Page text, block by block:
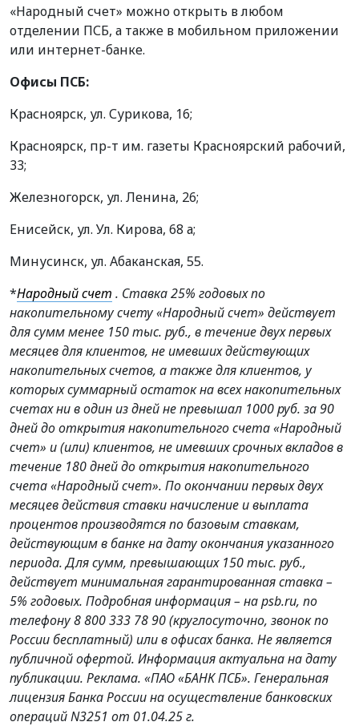
«Народный счет» можно открыть в любом
отделении ПСБ, а также в мобильном приложении
или интернет-банке.
Офисы ПСБ:
Красноярск, ул. Сурикова, 16;
Красноярск, пр-т им. газеты Красноярский рабочий,
33;
Железногорск, ул. Ленина, 26;
Енисейск, ул. Ул. Кирова, 68 а;
Минусинск, ул. Абаканская, 55.
*Народный счет . Ставка 25% годовых по
накопительному счету «Народный счет» действует
для сумм менее 150 тыс. руб., в течение двух первых
месяцев для клиентов, не имевших действующих
накопительных счетов, а также для клиентов, у
которых суммарный остаток на всех накопительных
счетах ни в один из дней не превышал 1000 руб. за 90
дней до открытия накопительного счета «Народный
счет» и (или) клиентов, не имевших срочных вкладов в
течение 180 дней до открытия накопительного
счета «Народный счет». По окончании первых двух
месяцев действия ставки начисление и выплата
процентов производятся по базовым ставкам,
действующим в банке на дату окончания указанного
периода. Для сумм, превышающих 150 тыс. руб.,
действует минимальная гарантированная ставка –
5% годовых. Подробная информация – на psb.ru, по
телефону 8 800 333 78 90 (круглосуточно, звонок по
России бесплатный) или в офисах банка. Не является
публичной офертой. Информация актуальна на дату
публикации. Реклама. «ПАО «БАНК ПСБ». Генеральная
лицензия Банка России на осуществление банковских
операций N3251 от 01.04.25 г.